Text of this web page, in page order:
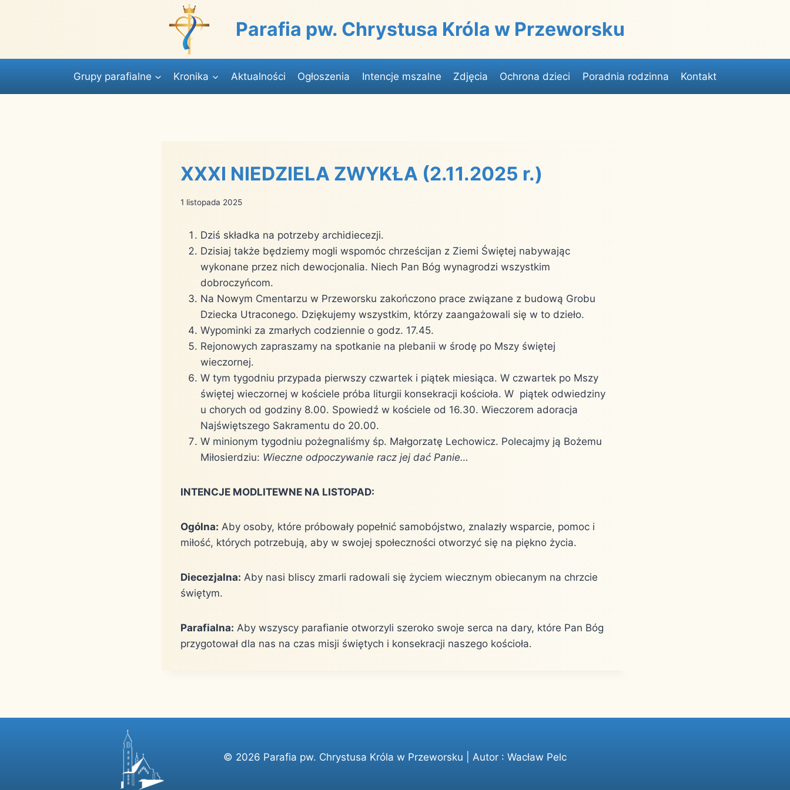
Parafia pw. Chrystusa Króla w Przeworsku
Grupy parafialne Kronika Aktualności Ogłoszenia Intencje mszalne Zdjęcia Ochrona dzieci Poradnia rodzinna Kontakt
XXXI NIEDZIELA ZWYKŁA (2.11.2025 r.)
1 listopada 2025
Dziś składka na potrzeby archidiecezji.
Dzisiaj także będziemy mogli wspomóc chrześcijan z Ziemi Świętej nabywając
wykonane przez nich dewocjonalia. Niech Pan Bóg wynagrodzi wszystkim
dobroczyńcom.
Na Nowym Cmentarzu w Przeworsku zakończono prace związane z budową Grobu
Dziecka Utraconego. Dziękujemy wszystkim, którzy zaangażowali się w to dzieło.
Wypominki za zmarłych codziennie o godz. 17.45.
Rejonowych zapraszamy na spotkanie na plebanii w środę po Mszy świętej
wieczornej.
W tym tygodniu przypada pierwszy czwartek i piątek miesiąca. W czwartek po Mszy
świętej wieczornej w kościele próba liturgii konsekracji kościoła. W piątek odwiedziny
u chorych od godziny 8.00. Spowiedź w kościele od 16.30. Wieczorem adoracja
Najświętszego Sakramentu do 20.00.
W minionym tygodniu pożegnaliśmy śp. Małgorzatę Lechowicz. Polecajmy ją Bożemu
Miłosierdziu: Wieczne odpoczywanie racz jej dać Panie…
INTENCJE MODLITEWNE NA LISTOPAD:
Ogólna: Aby osoby, które próbowały popełnić samobójstwo, znalazły wsparcie, pomoc i
miłość, których potrzebują, aby w swojej społeczności otworzyć się na piękno życia.
Diecezjalna: Aby nasi bliscy zmarli radowali się życiem wiecznym obiecanym na chrzcie
świętym.
Parafialna: Aby wszyscy parafianie otworzyli szeroko swoje serca na dary, które Pan Bóg
przygotował dla nas na czas misji świętych i konsekracji naszego kościoła.
© 2026 Parafia pw. Chrystusa Króla w Przeworsku | Autor : Wacław Pelc